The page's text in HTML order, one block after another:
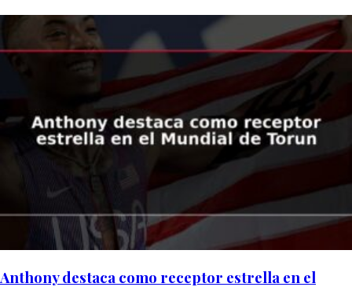
Anthony destaca como receptor estrella en el